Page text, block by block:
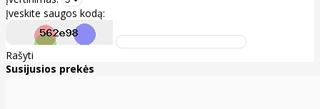
Įveskite saugos kodą:
Rašyti
Susijusios prekės